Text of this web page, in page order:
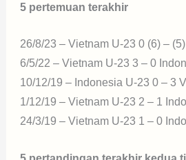
5 pertemuan terakhir
26/8/23 – Vietnam U-23 0 (6) –
6/5/22 – Vietnam U-23 3 – 0
10/12/19 – Indonesia U-23 0 – 3
1/12/19 – Vietnam U-23 2 – 1
24/3/19 – Vietnam U-23 1 – 0